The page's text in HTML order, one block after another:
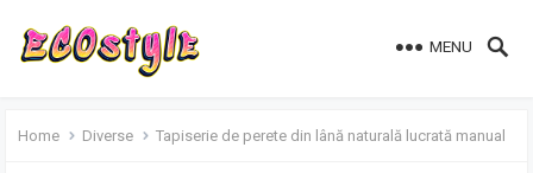
MENU
Home Diverse Tapiserie de perete din lână naturală lucrată manual